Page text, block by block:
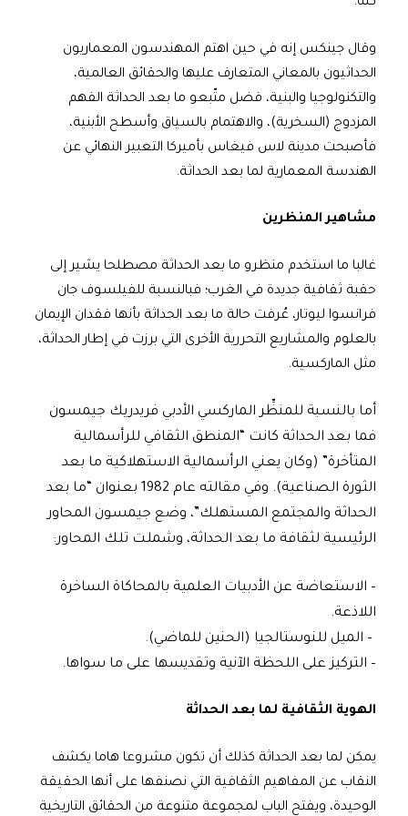
وقال جينكس إنه في حين اهتم المهندسون المعماريون
الحداثيون بالمعاني المتعارف عليها والحقائق العالمية،
والتكنولوجيا والبنية، فضل متّبعو ما بعد الحداثة الفهم
المزدوج (السخرية)، والاهتمام بالسياق وأسطح الأبنية،
فأصبحت مدينة لاس فيغاس بأميركا التعبير النهائي عن
الهندسة المعمارية لما بعد الحداثة.
مشاهير المنظرين
غالبا ما استخدم منظرو ما بعد الحداثة مصطلحا يشير إلى
حقبة ثقافية جديدة في الغرب؛ فبالنسبة للفيلسوف جان
فرانسوا ليوتار، عُرفت حالة ما بعد الحداثة بأنها فقدان الإيمان
بالعلوم والمشاريع التحررية الأخرى التي برزت في إطار الحداثة،
مثل الماركسية.
أما بالنسبة للمنظِّر الماركسي الأدبي فريدريك جيمسون
فما بعد الحداثة كانت “المنطق الثقافي للرأسمالية
المتأخرة” (وكان يعني الرأسمالية الاستهلاكية ما بعد
الثورة الصناعية). وفي مقالته عام 1982 بعنوان “ما بعد
الحداثة والمجتمع المستهلك”، وضع جيمسون المحاور
الرئيسية لثقافة ما بعد الحداثة، وشملت تلك المحاور:
– الاستعاضة عن الأدبيات العلمية بالمحاكاة الساخرة
اللاذعة.
– الميل للنوستالجيا (الحنين للماضي).
– التركيز على اللحظة الآنية وتقديسها على ما سواها.
الهوية الثقافية لما بعد الحداثة
يمكن لما بعد الحداثة كذلك أن تكون مشروعا هاما يكشف
النقاب عن المفاهيم الثقافية التي نصنفها على أنها الحقيقة
الوحيدة، ويفتح الباب لمجموعة متنوعة من الحقائق التاريخية